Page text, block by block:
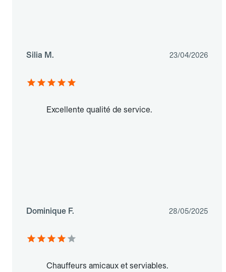
Silia M. 23/04/2026
Excellente qualité de service.
Dominique F. 28/05/2025
Chauffeurs amicaux et serviables.